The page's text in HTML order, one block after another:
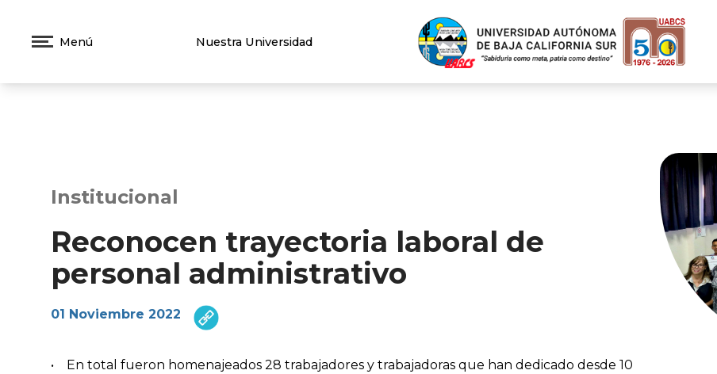
Menú Nuestra Universidad
Institucional
Reconocen trayectoria laboral de
personal administrativo
01 Noviembre 2022
• En total fueron homenajeados 28 trabajadores y trabajadoras que han dedicado desde 10